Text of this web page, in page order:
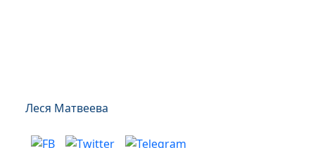
Леся Матвеева